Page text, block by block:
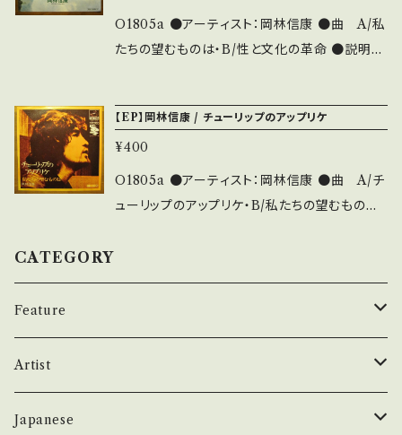
O1805a ●アーティスト：岡林信康 ●曲 A/私
たちの望むものは・B/性と文化の革命 ●説明：1
明の見方】About 画面にてご確認ください。
その他、お知らせなどもそちらに載せております。
【EP】岡林信康 / チューリップのアップリケ
¥400
O1805a ●アーティスト：岡林信康 ●曲 A/チ
ューリップのアップリケ・B/私たちの望むものは
見方】About 画面にてご確認ください。 その
CATEGORY
Feature
昭和ヒット
50年代
昭和歌謡/演歌
Artist
THE BEATLES
Japanese